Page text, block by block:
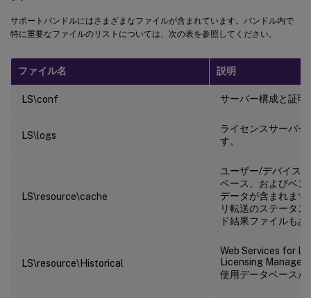
サポートバンドルにはさまざまなファイルが含まれています。バンドル内で
特に重要なファイルのリストについては、次の表を参照してください。
ファイル名 説明
LS\conf サーバー構成と証明
LS\logs
ライセンスサーバ
す。
LS\resource\cache
ユーザー/デバイス
ベース、およびベン
データが含まれま
リ転送のステータ
ド結果ファイルも
LS\resource\Historical
Web Services for
Licensing Manager
使用データベースが